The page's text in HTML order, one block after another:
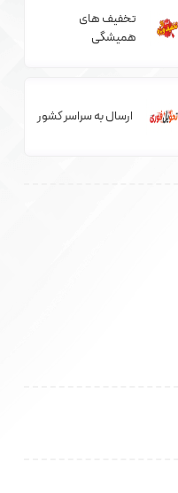
تخفیف های
همیشگی
ارسال به سراسر کشور